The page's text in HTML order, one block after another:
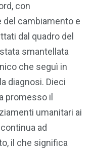
con
del cambiamento e
dal quadro del
smantellata
che seguì in
diagnosi. Dieci
promesso il
umanitari ai
ad
il che significa